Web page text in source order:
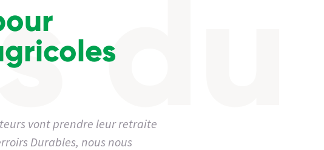
vont prendre leur retraite
Durables, nous nous